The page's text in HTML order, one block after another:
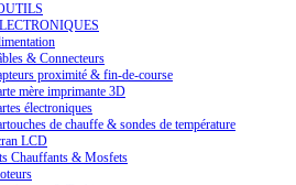
& Connecteurs
proximité & fin-de-course
mère imprimante 3D
électroniques
de chauffe & sondes de température
LCD
Chauffants & Mosfets